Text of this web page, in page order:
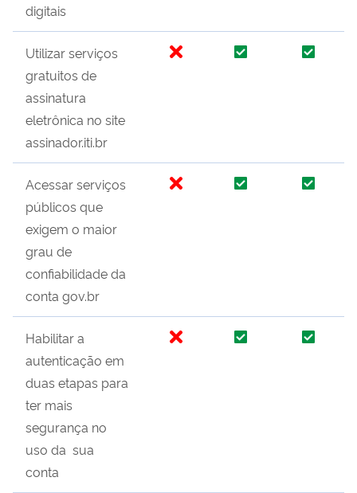
digitais
Utilizar serviços
gratuitos de
assinatura
eletrônica no site
assinador.iti.br
Acessar serviços
públicos que
exigem o maior
grau de
confiabilidade da
conta gov.br
Habilitar a
autenticação em
duas etapas para
ter mais
segurança no
uso da sua
conta